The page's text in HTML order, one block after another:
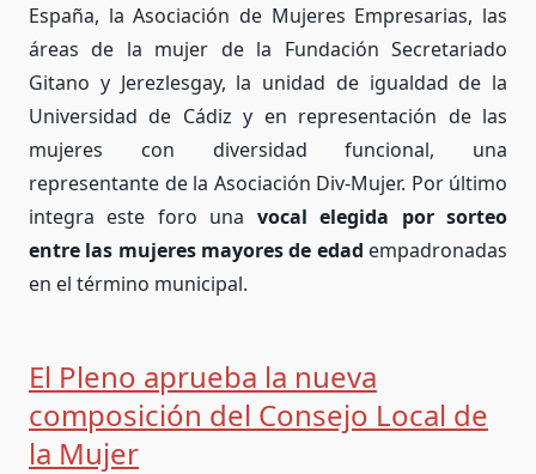
España, la Asociación de Mujeres Empresarias, las
áreas de la mujer de la Fundación Secretariado
Gitano y Jerezlesgay, la unidad de igualdad de la
Universidad de Cádiz y en representación de las
mujeres con diversidad funcional, una
representante de la Asociación Div-Mujer. Por último
integra este foro una vocal elegida por sorteo
entre las mujeres mayores de edad empadronadas
en el término municipal.
El Pleno aprueba la nueva
composición del Consejo Local de
la Mujer